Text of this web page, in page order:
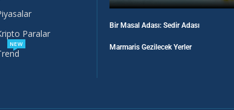
Paralar
NEW
Bir Masal Adası: Sedir Adası
Marmaris Gezilecek Yerler